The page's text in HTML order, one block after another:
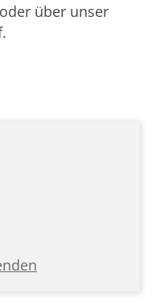
über unser